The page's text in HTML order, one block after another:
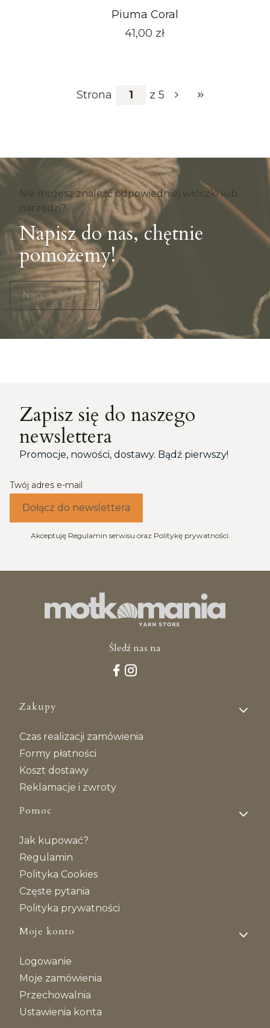
Piuma Coral
Cena
41,00 zł
Strona z 5 Przejdź do
Nie możesz znaleźć odpowiedniej włóczki lub
narzędzi?
Napisz do nas, chętnie
pomożemy!
Napisz do nas
Zapisz się do naszego
newslettera
Promocje, nowości, dostawy. Bądź pierwszy!
Twój adres e-mail
Dołącz do newslettera
Akceptuję Regulamin serwisu oraz Politykę prywatności.
Śledź nas na
Linki w stopce
Zakupy
Czas realizacji zamówienia
Formy płatności
Koszt dostawy
Reklamacje i zwroty
Pomoc
Jak kupować?
Regulamin
Polityka Cookies
Częste pytania
Polityka prywatności
Moje konto
Logowanie
Moje zamówienia
Przechowalnia
Ustawienia konta